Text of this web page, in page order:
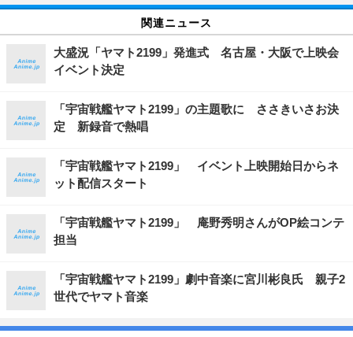
関連ニュース
大盛況「ヤマト2199」発進式 名古屋・大阪で上映会
イベント決定
「宇宙戦艦ヤマト2199」の主題歌に ささきいさお決
定 新録音で熱唱
「宇宙戦艦ヤマト2199」 イベント上映開始日からネ
ット配信スタート
「宇宙戦艦ヤマト2199」 庵野秀明さんがOP絵コンテ
担当
「宇宙戦艦ヤマト2199」劇中音楽に宮川彬良氏 親子2
世代でヤマト音楽